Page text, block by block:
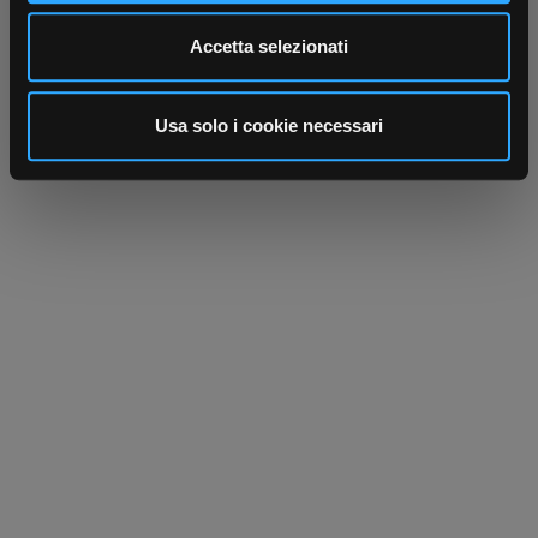
Utilizziamo i cookie per personalizzare contenuti ed
analizzare il nostro traffico. Condividiamo inoltre
informazioni sul modo in cui utilizza il nostro sito con i
nostri partner che si occupano di analisi dei dati web,
pubblicità e social media, i quali potrebbero combinarle
Accetta selezionati
Usa solo i cookie necessari